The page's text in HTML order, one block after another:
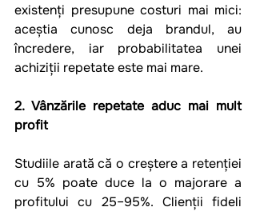
existenți presupune costuri mai mici:
aceștia cunosc deja brandul, au
încredere, iar probabilitatea unei
achiziții repetate este mai mare.
2. Vânzările repetate aduc mai mult
profit
Studiile arată că o creștere a retenției
cu 5% poate duce la o majorare a
profitului cu 25–95%. Clienții fideli